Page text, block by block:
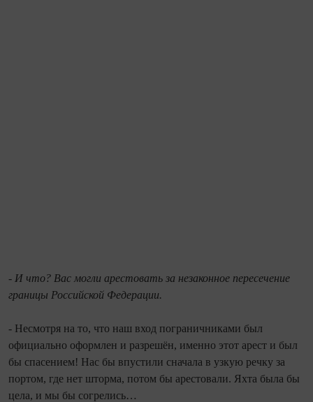
- И что? Вас могли арестовать за незаконное пересечение
границы Российской Федерации.
- Несмотря на то, что наш вход пограничниками был
официально оформлен и разрешён, именно этот арест и был
бы спасением! Нас бы впустили сначала в узкую речку за
портом, где нет шторма, потом бы арестовали. Яхта была бы
цела, и мы бы согрелись…